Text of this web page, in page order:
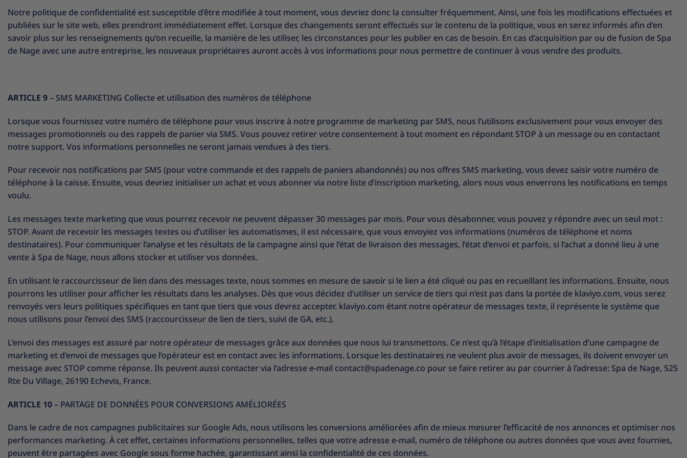
Notre politique de confidentialité est susceptible d’être modifiée à tout moment, vous devriez donc la consulter fréquemment. Ainsi, une fois les modifications effectuées et
publiées sur le site web, elles prendront immédiatement effet. Lorsque des changements seront effectués sur le contenu de la politique, vous en serez informés afin d’en
savoir plus sur les renseignements qu’on recueille, la manière de les utiliser, les circonstances pour les publier en cas de besoin. En cas d’acquisition par ou de fusion de Spa
de Nage avec une autre entreprise, les nouveaux propriétaires auront accès à vos informations pour nous permettre de continuer à vous vendre des produits.
ARTICLE 9– SMS MARKETING Collecte et utilisation des numéros de téléphone
Lorsque vous fournissez votre numéro de téléphone pour vous inscrire à notre programme de marketing par SMS, nous l’utilisons exclusivement pour vous envoyer des
messages promotionnels ou des rappels de panier via SMS. Vous pouvez retirer votre consentement à tout moment en répondant STOP à un message ou en contactant
notre support. Vos informations personnelles ne seront jamais vendues à des tiers.
Pour recevoir nos notifications par SMS (pour votre commande et des rappels de paniers abandonnés) ou nos offres SMS marketing, vous devez saisir votre numéro de
téléphone à la caisse. Ensuite, vous devriez initialiser un achat et vous abonner via notre liste d’inscription marketing, alors nous vous enverrons les notifications en temps
voulu.
Les messages texte marketing que vous pourrez recevoir ne peuvent dépasser 30 messages par mois. Pour vous désabonner, vous pouvez y répondre avec un seul mot :
STOP. Avant de recevoir les messages textes ou d’utiliser les automatismes, il est nécessaire, que vous envoyiez vos informations (numéros de téléphone et noms
destinataires). Pour communiquer l’analyse et les résultats de la campagne ainsi que l’état de livraison des messages, l’état d’envoi et parfois, si l’achat a donné lieu à une
vente à Spa de Nage, nous allons stocker et utiliser vos données.
En utilisant le raccourcisseur de lien dans des messages texte, nous sommes en mesure de savoir si le lien a été cliqué ou pas en recueillant les informations. Ensuite, nous
pourrons les utiliser pour afficher les résultats dans les analyses. Dès que vous décidez d’utiliser un service de tiers qui n’est pas dans la portée de klaviyo.com, vous serez
renvoyés vers leurs politiques spécifiques en tant que tiers que vous devrez accepter. klaviyo.com étant notre opérateur de messages texte, il représente le système que
nous utilisons pour l’envoi des SMS (raccourcisseur de lien de tiers, suivi de GA, etc.).
L’envoi des messages est assuré par notre opérateur de messages grâce aux données que nous lui transmettons. Ce n’est qu’à l’étape d’initialisation d’une campagne de
marketing et d’envoi de messages que l’opérateur est en contact avec les informations. Lorsque les destinataires ne veulent plus avoir de messages, ils doivent envoyer un
message avec STOP comme réponse. Ils peuvent aussi contacter via l’adresse e-mail contact@spadenage.co pour se faire retirer au par courrier à l’adresse: Spa de Nage, 525
Rte Du Village, 26190 Echevis, France.
ARTICLE 10– PARTAGE DE DONNÉES POUR CONVERSIONS AMÉLIORÉES
Dans le cadre de nos campagnes publicitaires sur Google Ads, nous utilisons les conversions améliorées afin de mieux mesurer l’efficacité de nos annonces et optimiser nos
performances marketing. À cet effet, certaines informations personnelles, telles que votre adresse e-mail, numéro de téléphone ou autres données que vous avez fournies,
peuvent être partagées avec Google sous forme hachée, garantissant ainsi la confidentialité de ces données.